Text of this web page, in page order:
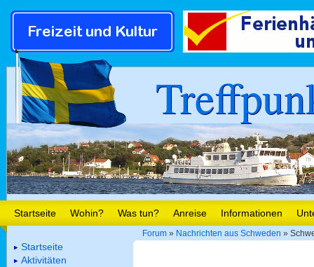
Startseite Wohin? Was tun? Anreise Informationen
Forum » Nachrichten aus Schweden »
Startseite
Aktivitäten